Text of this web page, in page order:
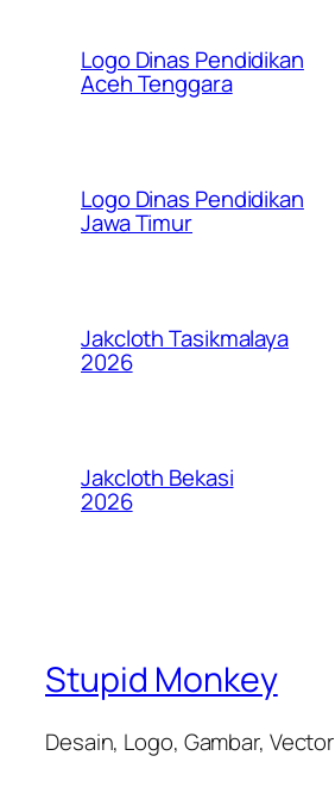
Logo Dinas Pendidikan
Aceh Tenggara
Logo Dinas Pendidikan
Jawa Timur
Jakcloth Tasikmalaya
2026
Jakcloth Bekasi
2026
Stupid Monkey
Desain, Logo, Gambar, Vector